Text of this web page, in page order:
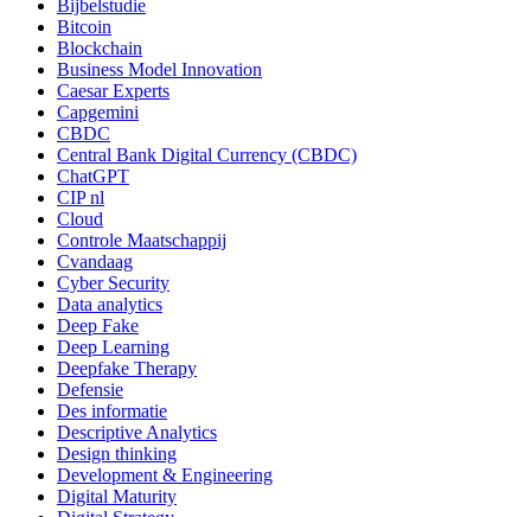
Bijbelstudie
Bitcoin
Blockchain
Business Model Innovation
Caesar Experts
Capgemini
CBDC
Central Bank Digital Currency (CBDC)
ChatGPT
CIP nl
Cloud
Controle Maatschappij
Cvandaag
Cyber Security
Data analytics
Deep Fake
Deep Learning
Deepfake Therapy
Defensie
Des informatie
Descriptive Analytics
Design thinking
Development & Engineering
Digital Maturity